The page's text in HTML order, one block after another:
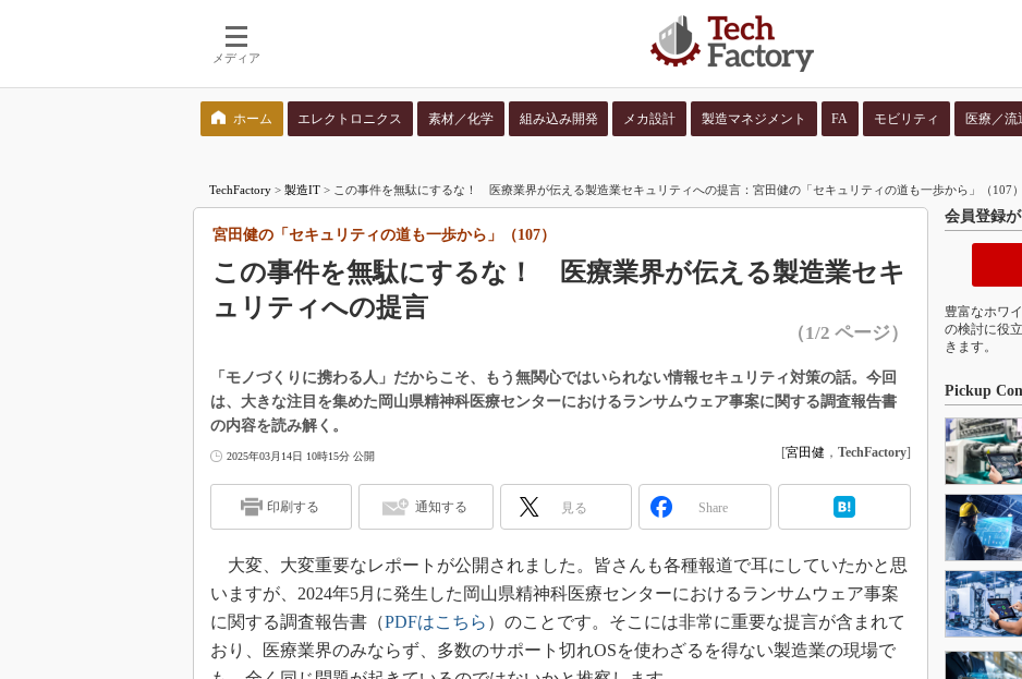
メディア
ホーム エレクトロニクス 素材／化学 組み込み開発 メカ設計 製造マネジメント FA モビリティ 医療／流
TechFactory > 製造IT > この事件を無駄にするな！ 医療業界が伝える製造業セキュリティへの提言：宮田健の「セキュリティの道も一歩から」（107）
この事件を無駄にするな！ 医療業界が伝える製造業セキ
ュリティへの提言
宮田健の「セキュリティの道も一歩から」（107）
（1/2 ページ）
「モノづくりに携わる人」だからこそ、もう無関心ではいられない情報セキュリティ対策の話。今回
は、大きな注目を集めた岡山県精神科医療センターにおけるランサムウェア事案に関する調査報告書
の内容を読み解く。
2025年03月14日 10時15分 公開 [宮田健 ， TechFactory]
印刷する 通知する 見る Share
大変、大変重要なレポートが公開されました。皆さんも各種報道で耳にしていたかと思
いますが、2024年5月に発生した岡山県精神科医療センターにおけるランサムウェア事案
に関する調査報告書（PDFはこちら ）のことです。そこには非常に重要な提言が含まれて
おり、医療業界のみならず、多数のサポート切れOSを使わざるを得ない製造業の現場で
会員登録
豊富なホワ
の検討に役
きます。
Pickup